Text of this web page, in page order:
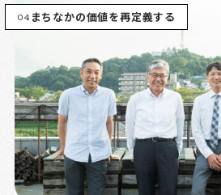
04 まちなかの価値を再定義する